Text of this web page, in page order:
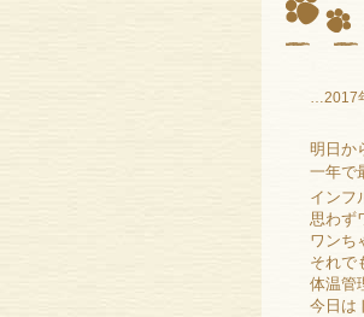
…2017
明日か
一年で
インフ
思わず
ワンち
それで
体温管
今日は